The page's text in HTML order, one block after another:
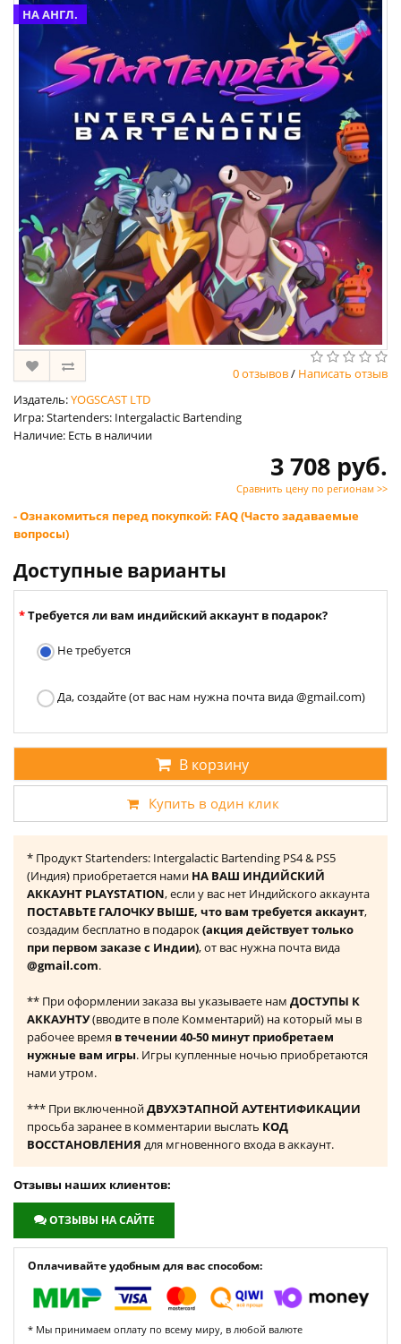
НА АНГЛ.
0 отзывов/ Написать отзыв
Издатель:YOGSCAST LTD
Игра: Startenders: Intergalactic Bartending
Наличие: Есть в наличии
3 708 руб.
Сравнить цену по регионам >>
- Ознакомиться перед покупкой: FAQ (Часто задаваемые
вопросы)
Доступные варианты
Требуется ли вам индийский аккаунт в подарок?
Не требуется
Да, создайте (от вас нам нужна почта вида @gmail.com)
В корзину
Купить в один клик
* Продукт Startenders: Intergalactic Bartending PS4 & PS5
(Индия) приобретается нами НА ВАШ ИНДИЙСКИЙ
АККАУНТ PLAYSTATION, если у вас нет Индийского аккаунта
ПОСТАВЬТЕ ГАЛОЧКУ ВЫШЕ, что вам требуется аккаунт,
создадим бесплатно в подарок(акция действует только
при первом заказе с Индии), от вас нужна почта вида
@gmail.com.
** При оформлении заказа вы указываете нам ДОСТУПЫ К
АККАУНТУ(вводите в поле Комментарий) на который мы в
рабочее время в течении 40-50 минут приобретаем
нужные вам игры. Игры купленные ночью приобретаются
нами утром.
*** При включеннойДВУХЭТАПНОЙ АУТЕНТИФИКАЦИИ
просьба заранее в комментарии выслать КОД
ВОССТАНОВЛЕНИЯ для мгновенного входа в аккаунт.
Отзывы наших клиентов:
ОТЗЫВЫ НА САЙТЕ
Оплачивайте удобным для вас способом:
* Мы принимаем оплату по всему миру, в любой валюте